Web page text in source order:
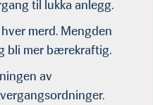
til lukka anlegg.
merd. Mengden
bli mer bærekraftig.
av